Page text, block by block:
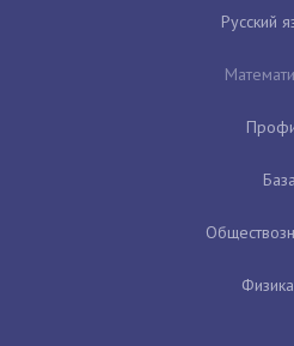
Русский
База
Физика